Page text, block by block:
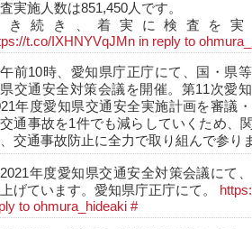
実施人数は851,450人です。
き続き、着実に検査を
t.co/IXHNYVqJMn in reply to
前10時、愛知県庁正庁にて、国・県
交通安全対策会議を開催。第11次愛
年度愛知県交通安全実施計画を審議
通事故を1件でも減らしていくため、
、交通事故防止に全力で取り組んで参り
年度愛知県交通安全対策会議にて
上げています。愛知県庁正庁にて。
to ohmura_hideaki #